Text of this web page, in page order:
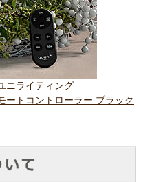
ニライティング
ートコントローラー ブラック